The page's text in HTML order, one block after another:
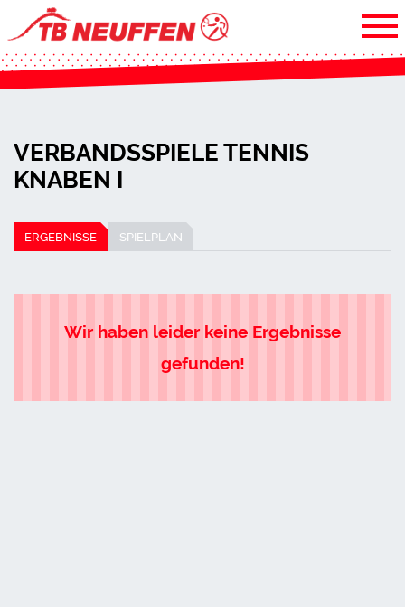
VERBANDSSPIELE TENNIS
KNABEN I
ERGEBNISSE SPIELPLAN
Wir haben leider keine Ergebnisse
gefunden!